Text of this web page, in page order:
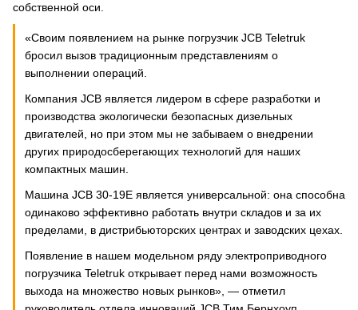
собственной оси.
«Своим появлением на рынке погрузчик JCB Teletruk
бросил вызов традиционным представлениям о
выполнении операций.
Компания JCB является лидером в сфере разработки и
производства экологически безопасных дизельных
двигателей, но при этом мы не забываем о внедрении
других природосберегающих технологий для наших
компактных машин.
Машина JCB 30-19E является универсальной: она способна
одинаково эффективно работать внутри складов и за их
пределами, в дистрибьюторских центрах и заводских цехах.
Появление в нашем модельном ряду электроприводного
погрузчика Teletruk открывает перед нами возможность
выхода на множество новых рынков», — отметил